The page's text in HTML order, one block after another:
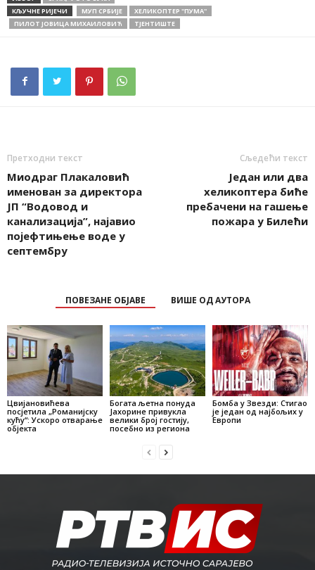
КЉУЧНЕ РИЈЕЧИ
МУП СРБИЈЕ
ХЕЛИКОПТЕР ''ПУМА''
ПИЛОТ ЈОВИЦА МИХАИЛОВИЋ
ТЈЕНТИШТЕ
Претходни текст
Миодраг Плакаловић
именован за директора
ЈП “Водовод и
канализација”, најавио
појефтињење воде у
септембру
Сљедећи текст
Један или два
хеликоптера биће
пребачени на гашење
пожара у Билећи
ПОВЕЗАНЕ ОБЈАВЕ ВИШЕ ОД АУТОРА
Цвијановићева
посјетила „Романијску
кућу“: Ускоро отварање
објекта
Богата љетна понуда
Јахорине привукла
велики број гостију,
посебно из региона
Бомба у Звезди: Стигао
је један од најбољих у
Европи